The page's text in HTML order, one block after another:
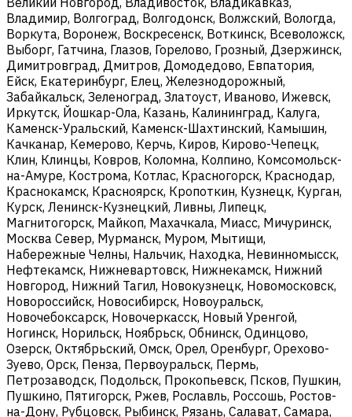
Владимир, Волгоград, Волгодонск, Волжский, Вологда,
Воркута, Воронеж, Воскресенск, Воткинск, Всеволожск,
Выборг, Гатчина, Глазов, Горелово, Грозный, Дзержинск,
Димитровград, Дмитров, Домодедово, Евпатория,
Ейск, Екатеринбург, Елец, Железнодорожный,
Забайкальск, Зеленоград, Златоуст, Иваново, Ижевск,
Иркутск, Йошкар-Ола, Казань, Калининград, Калуга,
Каменск-Уральский, Каменск-Шахтинский, Камышин,
Качканар, Кемерово, Керчь, Киров, Кирово-Чепецк,
Клин, Клинцы, Ковров, Коломна, Колпино, Комсомольск-
на-Амуре, Кострома, Котлас, Красногорск, Краснодар,
Краснокамск, Красноярск, Кропоткин, Кузнецк, Курган,
Курск, Ленинск-Кузнецкий, Ливны, Липецк,
Магнитогорск, Майкоп, Махачкала, Миасс, Мичуринск,
Москва Север, Мурманск, Муром, Мытищи,
Набережные Челны, Нальчик, Находка, Невинномысск,
Нефтекамск, Нижневартовск, Нижнекамск, Нижний
Новгород, Нижний Тагил, Новокузнецк, Новомосковск,
Новороссийск, Новосибирск, Новоуральск,
Новочебоксарск, Новочеркасск, Новый Уренгой,
Ногинск, Норильск, Ноябрьск, Обнинск, Одинцово,
Озерск, Октябрьский, Омск, Орел, Оренбург, Орехово-
Зуево, Орск, Пенза, Первоуральск, Пермь,
Петрозаводск, Подольск, Прокопьевск, Псков, Пушкин,
Пушкино, Пятигорск, Ржев, Рославль, Россошь, Ростов-
на-Дону, Рубцовск, Рыбинск, Рязань, Салават, Самара,